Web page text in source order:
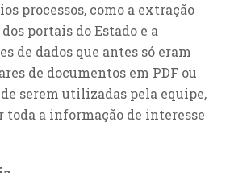
processos, como a extração
portais do Estado e a
de dados que antes só eram
de documentos em PDF ou
serem utilizadas pela equipe,
toda a informação de interesse